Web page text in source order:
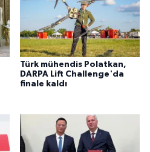
Türk mühendis Polatkan,
DARPA Lift Challenge'da
finale kaldı